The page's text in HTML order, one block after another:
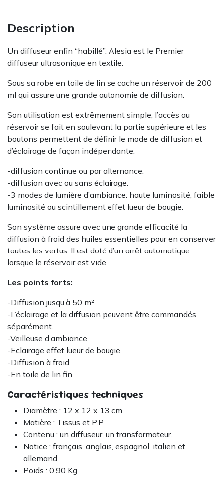
Description
Un diffuseur enfin “habillé”. Alesia est le Premier
diffuseur ultrasonique en textile.
Sous sa robe en toile de lin se cache un réservoir de 200
ml qui assure une grande autonomie de diffusion.
Son utilisation est extrêmement simple, l’accès au
réservoir se fait en soulevant la partie supérieure et les
boutons permettent de définir le mode de diffusion et
d’éclairage de façon indépendante:
-diffusion continue ou par alternance.
-diffusion avec ou sans éclairage.
-3 modes de lumière d’ambiance: haute luminosité, faible
luminosité ou scintillement effet lueur de bougie.
Son système assure avec une grande efficacité la
diffusion à froid des huiles essentielles pour en conserver
toutes les vertus. Il est doté d’un arrêt automatique
lorsque le réservoir est vide.
Les points forts:
-Diffusion jusqu’à 50 m².
-L’éclairage et la diffusion peuvent être commandés
séparément.
-Veilleuse d’ambiance.
-Eclairage effet lueur de bougie.
-Diffusion à froid.
-En toile de lin fin.
Caractéristiques techniques
Diamètre : 12 x 12 x 13 cm
Matière : Tissus et P.P.
Contenu : un diffuseur, un transformateur.
Notice : français, anglais, espagnol, italien et
allemand.
Poids : 0,90 Kg